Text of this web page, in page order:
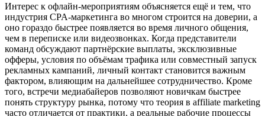
Интерес к офлайн-мероприятиям объясняется ещё и тем, что
индустрия CPA-маркетинга во многом строится на доверии, а
оно гораздо быстрее появляется во время личного общения,
чем в переписке или видеозвонках. Когда представители
команд обсуждают партнёрские выплаты, эксклюзивные
офферы, условия по объёмам трафика или совместный запуск
рекламных кампаний, личный контакт становится важным
фактором, влияющим на дальнейшее сотрудничество. Кроме
того, встречи медиабайеров позволяют новичкам быстрее
понять структуру рынка, потому что теория в affiliate marketing
часто отличается от практики, а реальные рабочие процессы